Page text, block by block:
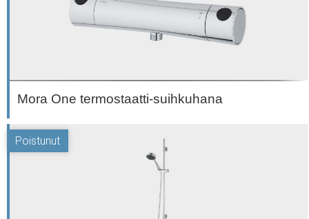
Mora One termostaatti-suihkuhana